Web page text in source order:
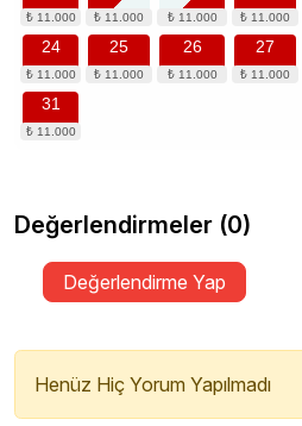
24 25 26 27
31
Değerlendirmeler (0)
Değerlendirme Yap
Henüz Hiç Yorum Yapılmadı